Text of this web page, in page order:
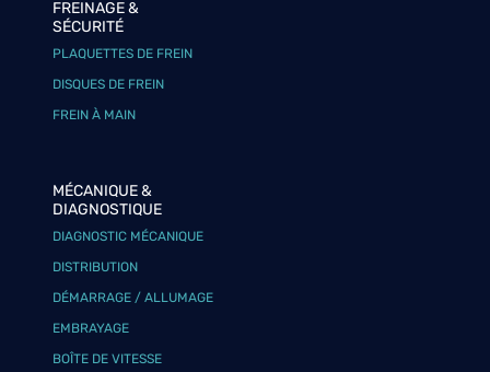
FREINAGE &
SÉCURITÉ
PLAQUETTES DE FREIN
DISQUES DE FREIN
FREIN À MAIN
MÉCANIQUE &
DIAGNOSTIQUE
DIAGNOSTIC MÉCANIQUE
DISTRIBUTION
DÉMARRAGE / ALLUMAGE
EMBRAYAGE
BOÎTE DE VITESSE